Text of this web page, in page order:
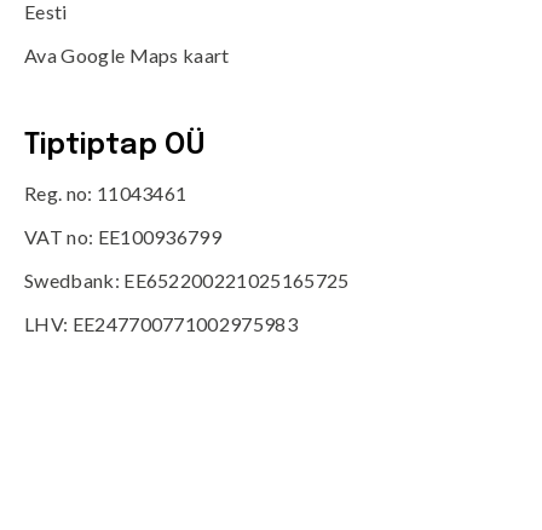
Eesti
Ava Google Maps kaart
Tiptiptap OÜ
Reg. no: 11043461
VAT no: EE100936799
Swedbank: EE652200221025165725
LHV: EE247700771002975983